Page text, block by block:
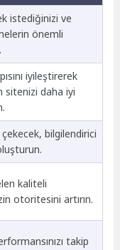
istediğinizi ve
önemli
iyileştirerek
sitenizi daha iyi
çekecek, bilgilendirici
kaliteli
otoritesini artırın.
takip